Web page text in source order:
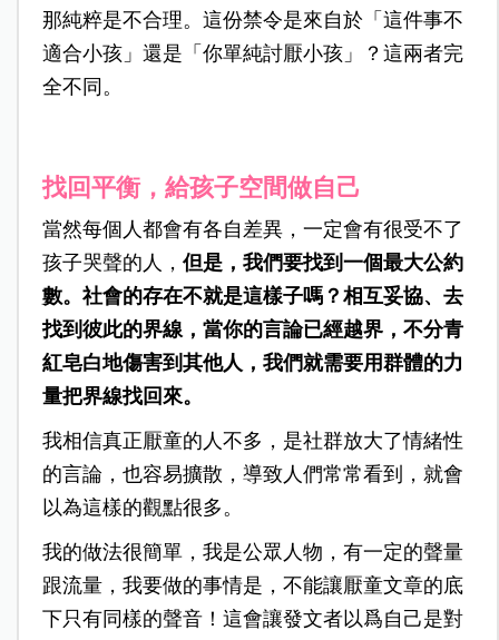
那純粹是不合理。這份禁令是來自於「這件事不
適合小孩」還是「你單純討厭小孩」？這兩者完
全不同。
找回平衡，給孩子空間做自己
當然每個人都會有各自差異，一定會有很受不了
孩子哭聲的人， 但是，我們要找到一個最大公約
數。社會的存在不就是這樣子嗎？相互妥協、去
找到彼此的界線，當你的言論已經越界，不分青
紅皂白地傷害到其他人，我們就需要用群體的力
量把界線找回來。
我相信真正厭童的人不多，是社群放大了情緒性
的言論，也容易擴散，導致人們常常看到，就會
以為這樣的觀點很多。
我的做法很簡單，我是公眾人物，有一定的聲量
跟流量，我要做的事情是，不能讓厭童文章的底
下只有同樣的聲音！這會讓發文者以爲自己是對